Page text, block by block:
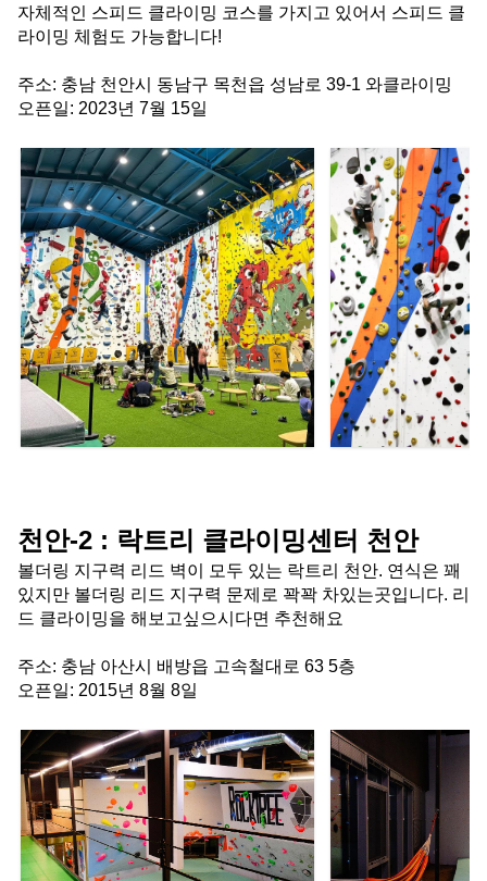
자체적인 스피드 클라이밍 코스를 가지고 있어서 스피드 클
라이밍 체험도 가능합니다!
주소: 충남 천안시 동남구 목천읍 성남로 39-1 와클라이밍
오픈일: 2023년 7월 15일
천안-2 : 락트리 클라이밍센터 천안
볼더링 지구력 리드 벽이 모두 있는 락트리 천안. 연식은 꽤
있지만 볼더링 리드 지구력 문제로 꽉꽉 차있는곳입니다. 리
드 클라이밍을 해보고싶으시다면 추천해요
주소: 충남 아산시 배방읍 고속철대로 63 5층
오픈일: 2015년 8월 8일